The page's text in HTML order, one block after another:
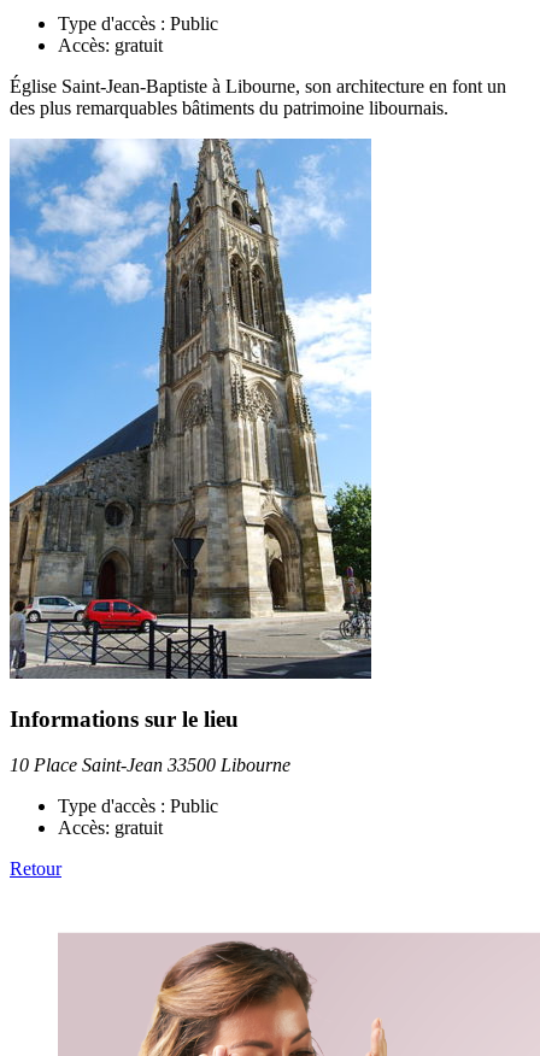
Type d'accès : Public
Accès: gratuit
Église Saint-Jean-Baptiste à Libourne, son architecture en font un
des plus remarquables bâtiments du patrimoine libournais.
Informations sur le lieu
10 Place Saint-Jean 33500 Libourne
Type d'accès : Public
Accès: gratuit
Retour